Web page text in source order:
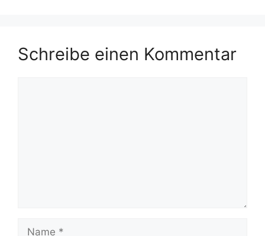
Schreibe einen Kommentar
Name